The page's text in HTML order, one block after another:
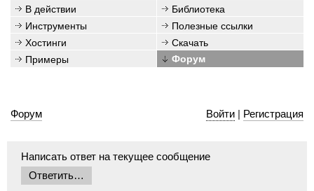
В действии
Библиотека
Инструменты
Полезные ссылки
Хостинги
Скачать
Примеры
Форум
Форум Войти| Регистрация
Написать ответ на текущее сообщение